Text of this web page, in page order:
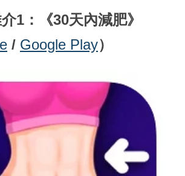
1：《30天內減肥》
/ Google Play）